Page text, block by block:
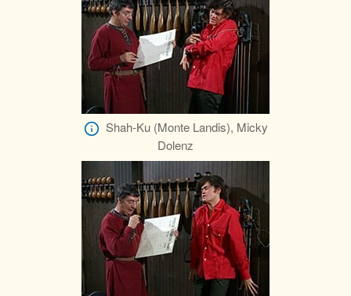
Shah-Ku (Monte Landis), Micky
Dolenz